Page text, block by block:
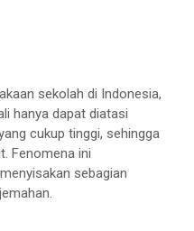
sekolah di Indonesia,
hanya dapat diatasi
cukup tinggi, sehingga
Fenomena ini
sebagian